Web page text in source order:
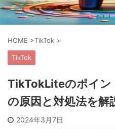
HOME >TikTok >
TikTok
TikTokLiteのポイン
の原因と対処法を解
2024年3月7日